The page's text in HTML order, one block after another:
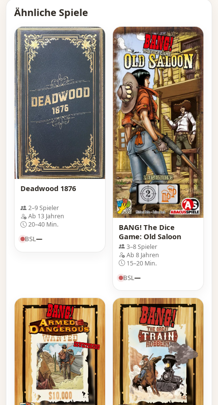
Ähnliche Spiele
Deadwood 1876
2–9 Spieler
Ab 13 Jahren
20–40 Min.
BSL—
BANG! The Dice
Game: Old Saloon
3–8 Spieler
Ab 8 Jahren
15–20 Min.
BSL—